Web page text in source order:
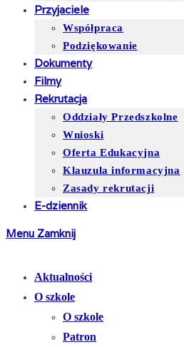
Przyjaciele
Współpraca
Podziękowanie
Dokumenty
Filmy
Rekrutacja
Oddziały Przedszkolne
Wnioski
Oferta Edukacyjna
Klauzula informacyjna
Zasady rekrutacji
E-dziennik
Menu Zamknij
Aktualności
O szkole
O szkole
Patron